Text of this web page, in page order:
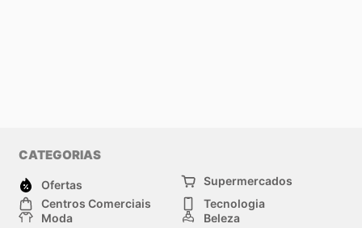
CATEGORIAS
Ofertas
Supermercados
Centros Comerciais
Tecnologia
Moda
Beleza